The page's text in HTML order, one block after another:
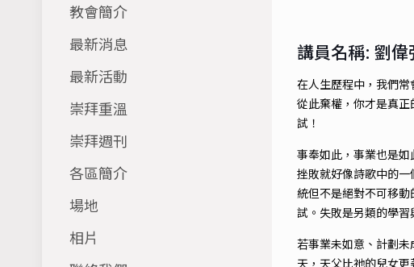
教會簡介
最新消息
最新活動
崇拜重溫
崇拜週刊
各區簡介
場地
相片
講員名稱: 劉偉
在人生歷程中，我們
從此棄權，你才是真
試！
事奉如此，事業也是
挫敗就好像詩歌中的
統但不是絕對不可移
試。失敗是另類的學
若事業未如意、計劃
天，天父比祂的兒女